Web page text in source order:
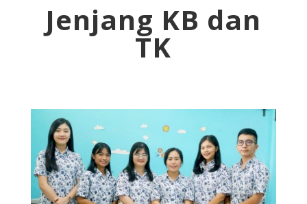
Jenjang KB dan
TK